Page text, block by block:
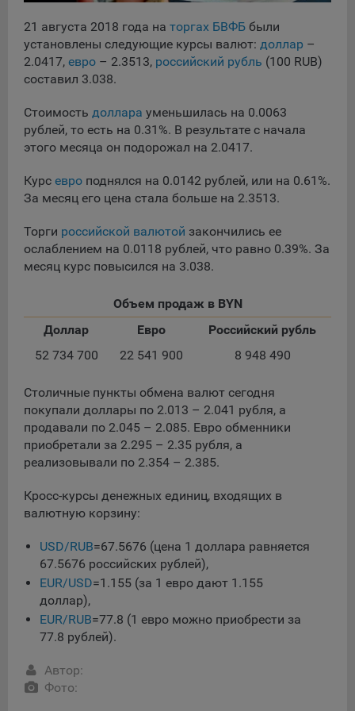
пункте 3 Политики, при их посещении для отражения
действий, совершенных пользователем. Эти файлы
позволяют не вводить заново или выбирать те же
параметры при повторном посещении того или иного
Целями обработки файлов cookie являются:
Общество не использует файлы cookie для
На сайтах используются как файлы cookie первой
стороны (устанавливаемые сайтами, которые посещает
пользователь), так и сторонние файлы cookie (задаются
сервером, расположенным вне домена наших сайтов).
Общество обрабатывает обезличенные данные
собираемые с помощью сервисов Интернет-статистики,
которые служат для сбора информации о действиях
пользователей на сайте, улучшения качества сайта и его
содержания. Общество обрабатывает обезличенные
сохранение файлов cookie и использование технологии
JavaScript).
На сайтах обрабатываются следующие типы файлов
рекламирования услуг пользователям сайта
«bankibel.by» на сторонних веб-сайтах. Например, если
может встретить рекламу Общества на некоторых
сторонних веб-сайтах.
Иногда Общество использует сторонние файлы cookie
для отслеживания эффективности своих рекламных
объявлений. Такие файлы cookie, например, запоминают,
с помощью каких браузеров пользователи посещают
Общество также регулирует и оценивает эффективность
рекламной деятельности.
21 августа 2018 года на торгах БВФБ были
установлены следующие курсы валют: доллар –
2.0417, евро – 2.3513, российский рубль (100 RUB)
составил 3.038.
Стоимость доллара уменьшилась на 0.0063
рублей, то есть на 0.31%. В результате с начала
этого месяца он подорожал на 2.0417.
Курс евро поднялся на 0.0142 рублей, или на 0.61%.
За месяц его цена стала больше на 2.3513.
Торги российской валютой закончились ее
ослаблением на 0.0118 рублей, что равно 0.39%. За
месяц курс повысился на 3.038.
Объем продаж в BYN
Доллар
Евро
Российский рубль
52 734 700
22 541 900 8 948 490
Столичные пункты обмена валют сегодня
покупали доллары по 2.013 – 2.041 рубля, а
продавали по 2.045 – 2.085. Евро обменники
приобретали за 2.295 – 2.35 рубля, а
реализовывали по 2.354 – 2.385.
Кросс-курсы денежных единиц, входящих в
валютную корзину:
USD/RUB=67.5676 (цена 1 доллара равняется
67.5676 российских рублей),
EUR/USD=1.155 (за 1 евро дают 1.155
доллар),
EUR/RUB=77.8 (1 евро можно приобрести за
77.8 рублей).
Автор:
Фото: